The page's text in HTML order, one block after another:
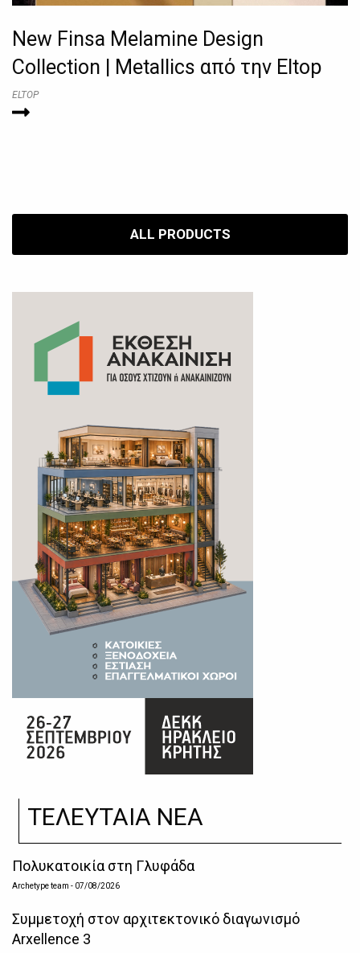
New Finsa Melamine Design
Collection | Metallics από την Eltop
ELTOP
ALL PRODUCTS
ΤΕΛΕΥΤΑΙΑ ΝΕΑ
Πολυκατοικία στη Γλυφάδα
Archetype team - 07/08/2026
Συμμετοχή στον αρχιτεκτονικό διαγωνισμό
Arxellence 3